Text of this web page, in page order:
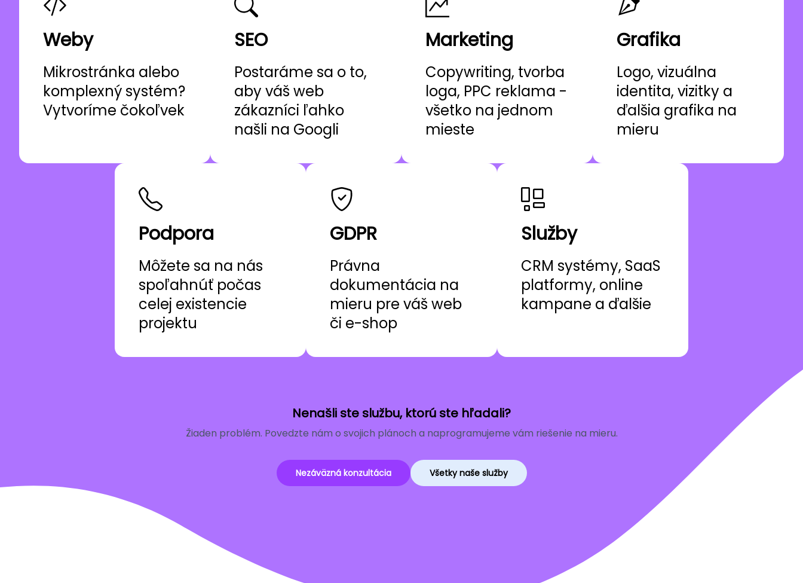
Weby
Mikrostránka alebo
komplexný systém?
Vytvoríme čokoľvek
SEO
Postaráme sa o to,
aby váš web
zákazníci ľahko
našli na Googli
Marketing
Copywriting, tvorba
loga, PPC reklama -
všetko na jednom
mieste
Grafika
Logo, vizuálna
identita, vizitky a
ďalšia grafika na
mieru
Podpora
Môžete sa na nás
spoľahnúť počas
celej existencie
projektu
GDPR
Právna
dokumentácia na
mieru pre váš web
či e-shop
Služby
CRM systémy, SaaS
platformy, online
kampane a ďalšie
Nenašli ste službu, ktorú ste hľadali?
Žiaden problém. Povedzte nám o svojich plánoch a naprogramujeme vám riešenie na mieru.
Nezáväzná konzultácia Všetky naše služby